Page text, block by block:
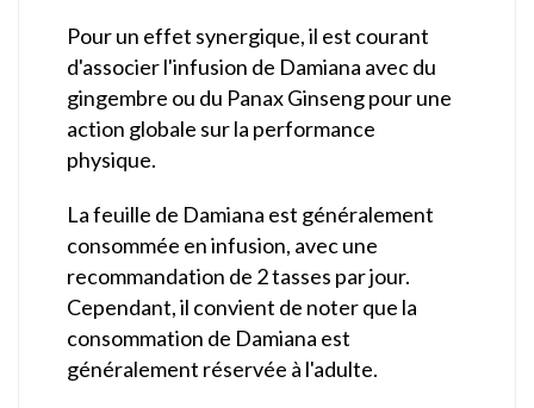
Pour un effet synergique, il est courant
d'associer l'infusion de Damiana avec du
gingembre ou du Panax Ginseng pour une
action globale sur la performance
physique.
La feuille de Damiana est généralement
consommée en infusion, avec une
recommandation de 2 tasses par jour.
Cependant, il convient de noter que la
consommation de Damiana est
généralement réservée à l'adulte.